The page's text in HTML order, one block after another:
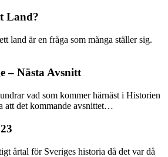
Land?
land är en fråga som många ställer sig.
– Nästa Avsnitt
vad som kommer härnäst i Historien
att det kommande avsnittet…
årtal för Sveriges historia då det var då